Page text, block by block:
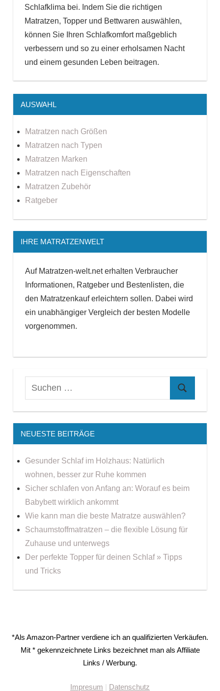
Schlafklima bei. Indem Sie die richtigen
Matratzen, Topper und Bettwaren auswählen,
können Sie Ihren Schlafkomfort maßgeblich
verbessern und so zu einer erholsamen Nacht
und einem gesunden Leben beitragen.
AUSWAHL
Matratzen nach Größen
Matratzen nach Typen
Matratzen Marken
Matratzen nach Eigenschaften
Matratzen Zubehör
Ratgeber
IHRE MATRATZENWELT
Auf Matratzen-welt.net erhalten Verbraucher
Informationen, Ratgeber und Bestenlisten, die
den Matratzenkauf erleichtern sollen. Dabei wird
ein unabhängiger Vergleich der besten Modelle
vorgenommen.
NEUESTE BEITRÄGE
Gesunder Schlaf im Holzhaus: Natürlich
wohnen, besser zur Ruhe kommen
Sicher schlafen von Anfang an: Worauf es beim
Babybett wirklich ankommt
Wie kann man die beste Matratze auswählen?
Schaumstoffmatratzen – die flexible Lösung für
Zuhause und unterwegs
Der perfekte Topper für deinen Schlaf » Tipps
und Tricks
*Als Amazon-Partner verdiene ich an qualifizierten Verkäufen.
Mit * gekennzeichnete Links bezeichnet man als Affiliate
Links / Werbung.
Impresum Datenschutz